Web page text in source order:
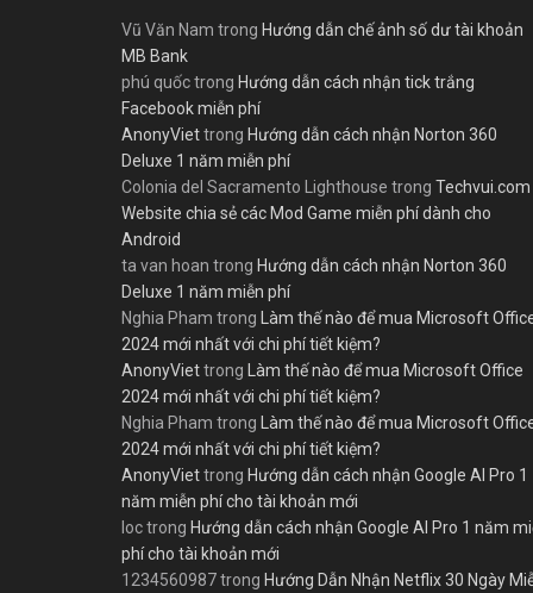
Vũ Văn Nam trong Hướng dẫn chế ảnh số dư tài khoản
MB Bank
phú quốctrong Hướng dẫn cách nhận tick trắng
Facebook miễn phí
AnonyViettrong Hướng dẫn cách nhận Norton 360
Deluxe 1 năm miễn phí
Colonia del Sacramento Lighthouse trong Techvui.com
Website chia sẻ các Mod Game miễn phí dành cho
Android
ta van hoan trong Hướng dẫn cách nhận Norton 360
Deluxe 1 năm miễn phí
Nghia Pham trong Làm thế nào để mua Microsoft
2024 mới nhất với chi phí tiết kiệm?
AnonyViettrong Làm thế nào để mua Microsoft Office
2024 mới nhất với chi phí tiết kiệm?
Nghia Pham trong Làm thế nào để mua Microsoft
2024 mới nhất với chi phí tiết kiệm?
AnonyViettrong Hướng dẫn cách nhận Google AI Pro 1
năm miễn phí cho tài khoản mới
loctrong Hướng dẫn cách nhận Google AI Pro 1 năm
phí cho tài khoản mới
1234560987trong Hướng Dẫn Nhận Netflix 30 Ngày